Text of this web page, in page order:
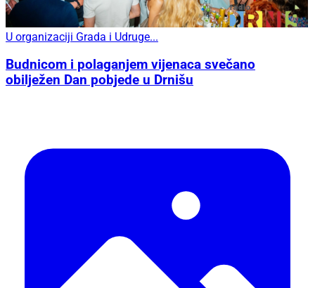
U organizaciji Grada i Udruge...
Budnicom i polaganjem vijenaca svečano
obilježen Dan pobjede u Drnišu